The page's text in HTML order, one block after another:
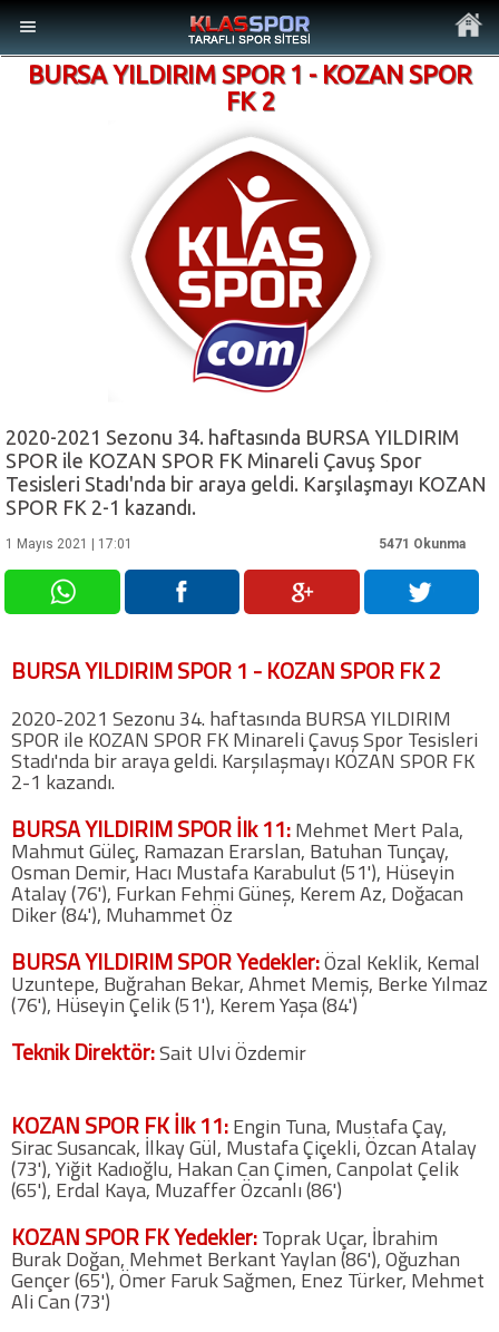
Son Dakika Haberler
Ankara Takımları
Futbol
Basketbol
Voleybol
Hentbol
Bisiklet
Diğer Sporlar
Sosyal Medya
Facebook
Twitter
Instagram
Hakkımızda
Hakkımızda
Blog
BURSA YILDIRIM SPOR 1 - KOZAN SPOR
FK 2
2020-2021 Sezonu 34. haftasında BURSA YILDIRIM
SPOR ile KOZAN SPOR FK Minareli Çavuş Spor
Tesisleri Stadı'nda bir araya geldi. Karşılaşmayı KOZAN
SPOR FK 2-1 kazandı.
1 Mayıs 2021 | 17:01 5471 Okunma
BURSA YILDIRIM SPOR 1 - KOZAN SPOR FK 2
2020-2021 Sezonu 34. haftasında BURSA YILDIRIM
SPOR ile KOZAN SPOR FK Minareli Çavuş Spor Tesisleri
Stadı'nda bir araya geldi. Karşılaşmayı KOZAN SPOR FK
2-1 kazandı.
BURSA YILDIRIM SPOR İlk 11:Mehmet Mert Pala,
Mahmut Güleç, Ramazan Erarslan, Batuhan Tunçay,
Osman Demir, Hacı Mustafa Karabulut (51'), Hüseyin
Atalay (76'), Furkan Fehmi Güneş, Kerem Az, Doğacan
Diker (84'), Muhammet Öz
BURSA YILDIRIM SPOR Yedekler:Özal Keklik, Kemal
Uzuntepe, Buğrahan Bekar, Ahmet Memiş, Berke Yılmaz
(76'), Hüseyin Çelik (51'), Kerem Yaşa (84')
Teknik Direktör:Sait Ulvi Özdemir
KOZAN SPOR FK İlk 11:Engin Tuna, Mustafa Çay,
Sirac Susancak, İlkay Gül, Mustafa Çiçekli, Özcan Atalay
(73'), Yiğit Kadıoğlu, Hakan Can Çimen, Canpolat Çelik
(65'), Erdal Kaya, Muzaffer Özcanlı (86')
KOZAN SPOR FK Yedekler:Toprak Uçar, İbrahim
Burak Doğan, Mehmet Berkant Yaylan (86'), Oğuzhan
Gençer (65'), Ömer Faruk Sağmen, Enez Türker, Mehmet
Ali Can (73')